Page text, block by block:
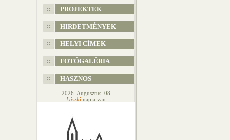
PROJEKTEK
HIRDETMÉNYEK
HELYI CÍMEK
FOTÓGALÉRIA
HASZNOS
2026. Augusztus. 08.
László napja van.